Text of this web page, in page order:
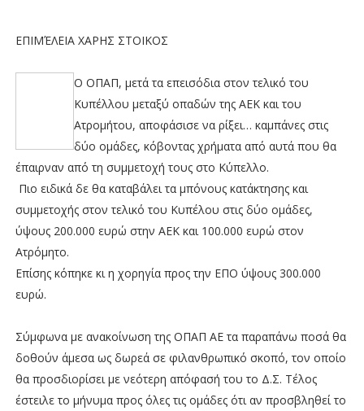
ΕΠΙΜΈΛΕΙΑ ΧΑΡΗΣ ΣΤΟΙΚΟΣ
Ο ΟΠΑΠ, μετά τα επεισόδια στον τελικό του
Κυπέλλου μεταξύ οπαδών της ΑΕΚ και του
Ατρομήτου, αποφάσισε να ρίξει… καμπάνες στις
δύο ομάδες, κόβοντας χρήματα από αυτά που θα
έπαιρναν από τη συμμετοχή τους στο Κύπελλο.
Πιο ειδικά δε θα καταβάλει τα μπόνους κατάκτησης και
συμμετοχής στον τελικό του Κυπέλου στις δύο ομάδες,
ύψους 200.000 ευρώ στην ΑΕΚ και 100.000 ευρώ στον
Ατρόμητο.
Επίσης κόπηκε κι η χορηγία προς την ΕΠΟ ύψους 300.000
ευρώ.
Σύμφωνα με ανακοίνωση της ΟΠΑΠ ΑΕ τα παραπάνω ποσά θα
δοθούν άμεσα ως δωρεά σε φιλανθρωπικό σκοπό, τον οποίο
θα προσδιορίσει με νεότερη απόφασή του το Δ.Σ. Τέλος
έστειλε το μήνυμα προς όλες τις ομάδες ότι αν προσβληθεί το